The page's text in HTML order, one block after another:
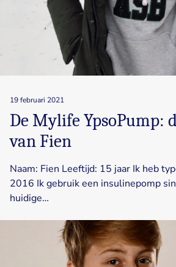
19 februari 2021
De Mylife YpsoPump:
van Fien
Naam: Fien Leeftijd: 15 jaar Ik heb
2016 Ik gebruik een insulinepomp
huidige…